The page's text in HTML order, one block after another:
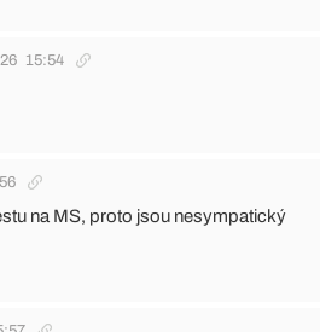
15:54
na MS, proto jsou nesympatický